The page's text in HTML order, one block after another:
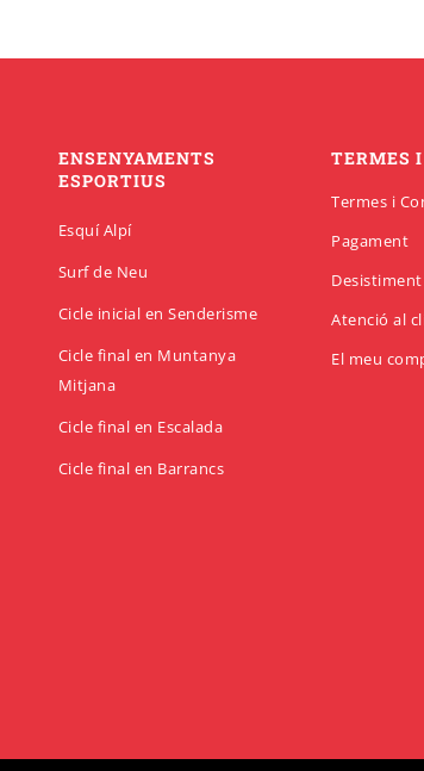
ENSENYAMENTS
ESPORTIUS
Esquí Alpí
Surf de Neu
Cicle inicial en Senderisme
Cicle final en Muntanya
Mitjana
Cicle final en Escalada
Cicle final en Barrancs
TERMES
Termes i
Pagament
Desistiment
Atenció al
El meu